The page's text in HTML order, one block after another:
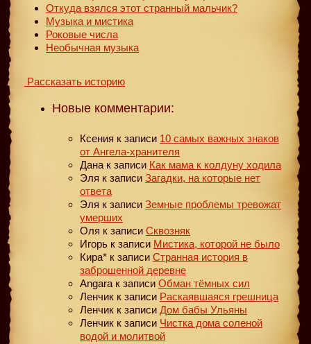
Откуда взялся этот странный мальчик?
Музыка и мистика
Роковые числа
Необычная музыка
Рассказать историю
Новые комментарии:
Ксения к записи 10 самых важных знаков
от Ангела-хранителя
Дана к записи Как мама к колдуну ходила
Эля к записи Загадки, на которые нет
ответа
Эля к записи Земные проблемы тревожат
умерших
Оля к записи Сквозняк
Игорь к записи Мистика, которой не было
Кира* к записи Странная история в
заброшенной деревне
Angara к записи Обман тёмных сил
Ленчик к записи Раскаявшаяся грешница
Ленчик к записи Дом бабы Ульяны
Ленчик к записи Чистка дома соленой
водой и молитвой